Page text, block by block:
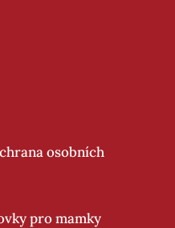
osobních
pro mamky